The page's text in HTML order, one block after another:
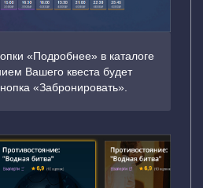
«Подробнее» в каталоге
Вашего квеста будет
«Забронировать».